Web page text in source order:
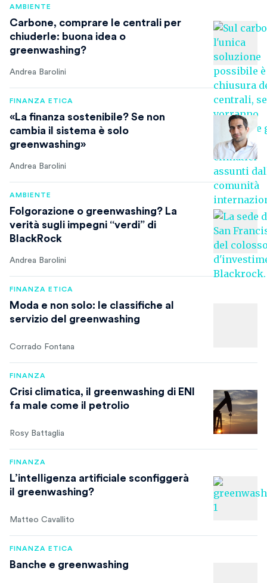
AMBIENTE
Carbone, comprare le centrali per
chiuderle: buona idea o
greenwashing?
Andrea Barolini
FINANZA ETICA
«La finanza sostenibile? Se non
cambia il sistema è solo
greenwashing»
Andrea Barolini
AMBIENTE
Folgorazione o greenwashing? La
verità sugli impegni “verdi” di
BlackRock
Andrea Barolini
FINANZA ETICA
Moda e non solo: le classifiche al
servizio del greenwashing
Corrado Fontana
FINANZA
Crisi climatica, il greenwashing di ENI
fa male come il petrolio
Rosy Battaglia
FINANZA
L’intelligenza artificiale sconfiggerà
il greenwashing?
Matteo Cavallito
FINANZA ETICA
Banche e greenwashing